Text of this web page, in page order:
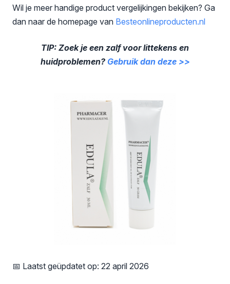
Wil je meer handige product vergelijkingen bekijken? Ga
dan naar de homepage van Besteonlineproducten.nl
TIP: Zoek je een zalf voor littekens en
huidproblemen? Gebruik dan deze >>
📅 Laatst geüpdatet op: 22 april 2026